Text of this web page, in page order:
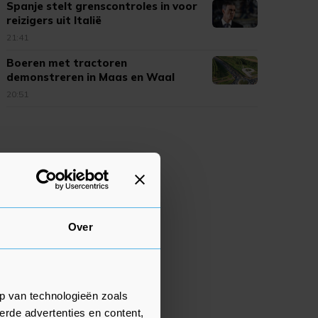
Over
van technologieën zoals
advertenties en content,
Spanje stelt grenscontroles in voor
reizigers uit Italië
21:41
Boeren met tractoren
demonstreren in Maas en Waal
20:51